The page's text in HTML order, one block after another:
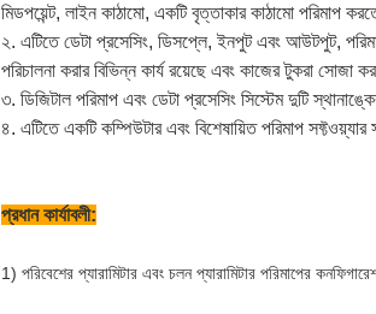
মিডপয়েন্ট, লাইন কাঠামো, একটি বৃত্তাকার কাঠামো পরিমাপ
২. এটিতে ডেটা প্রসেসিং, ডিসপ্লে, ইনপুট এবং আউটপুট,
পরিচালনা করার বিভিন্ন কার্য রয়েছে এবং কাজের টুকরা সোজা
৩. ডিজিটাল পরিমাপ এবং ডেটা প্রসেসিং সিস্টেম দুটি
৪. এটিতে একটি কম্পিউটার এবং বিশেষায়িত পরিমাপ
প্রধান কার্যাবলী:
1) পরিবেশের প্যারামিটার এবং চলন প্যারামিটার পরিমাপের